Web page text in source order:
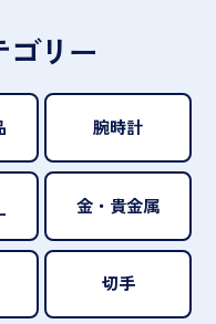
ゴリー
腕時計
金・貴金属
切手